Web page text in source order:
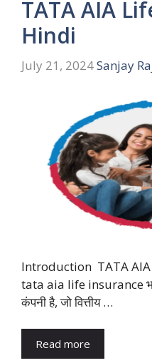
TATA AIA
Hindi
July 21, 2024Sanjay
Introduction TATA
tata aia life insurance
कंपनी है, जो वित्तीय …
Read more